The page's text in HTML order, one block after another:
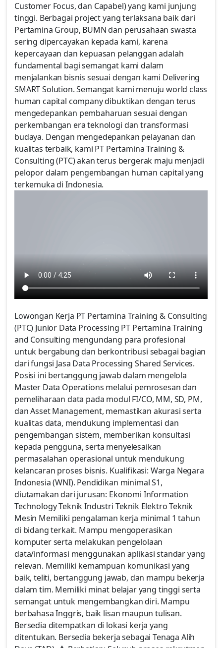
Customer Focus, dan Capabel) yang kami junjung
tinggi. Berbagai project yang terlaksana baik dari
Pertamina Group, BUMN dan perusahaan swasta
sering dipercayakan kepada kami, karena
kepercayaan dan kepuasan pelanggan adalah
fundamental bagi semangat kami dalam
menjalankan bisnis sesuai dengan kami Delivering
SMART Solution. Semangat kami menuju world class
human capital company dibuktikan dengan terus
mengedepankan pembaharuan sesuai dengan
perkembangan era teknologi dan transformasi
budaya. Dengan mengedepankan pelayanan dan
kualitas terbaik, kami PT Pertamina Training &
Consulting (PTC) akan terus bergerak maju menjadi
pelopor dalam pengembangan human capital yang
terkemuka di Indonesia.
Lowongan Kerja PT Pertamina Training & Consulting
(PTC) Junior Data Processing PT Pertamina Training
and Consulting mengundang para profesional
untuk bergabung dan berkontribusi sebagai bagian
dari fungsi Jasa Data Processing Shared Services.
Posisi ini bertanggung jawab dalam mengelola
Master Data Operations melalui pemrosesan dan
pemeliharaan data pada modul FI/CO, MM, SD, PM,
dan Asset Management, memastikan akurasi serta
kualitas data, mendukung implementasi dan
pengembangan sistem, memberikan konsultasi
kepada pengguna, serta menyelesaikan
permasalahan operasional untuk mendukung
kelancaran proses bisnis. Kualifikasi: Warga Negara
Indonesia (WNI). Pendidikan minimal S1,
diutamakan dari jurusan: Ekonomi Information
Technology Teknik Industri Teknik Elektro Teknik
Mesin Memiliki pengalaman kerja minimal 1 tahun
di bidang terkait. Mampu mengoperasikan
komputer serta melakukan pengelolaan
data/informasi menggunakan aplikasi standar yang
relevan. Memiliki kemampuan komunikasi yang
baik, teliti, bertanggung jawab, dan mampu bekerja
dalam tim. Memiliki minat belajar yang tinggi serta
semangat untuk mengembangkan diri. Mampu
berbahasa Inggris, baik lisan maupun tulisan.
Bersedia ditempatkan di lokasi kerja yang
ditentukan. Bersedia bekerja sebagai Tenaga Alih